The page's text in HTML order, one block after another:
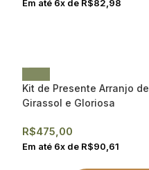
Em até 6x de R$82,98
Kit de Presente Arranjo de
Girassol e Gloriosa
R$475,00
Em até 6x de R$90,61